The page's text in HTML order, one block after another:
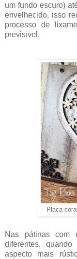
um fundo escuro)
envelhecido, isso
processo de
previsível.
Placa
Nas pátinas com
diferentes,
aspecto mais